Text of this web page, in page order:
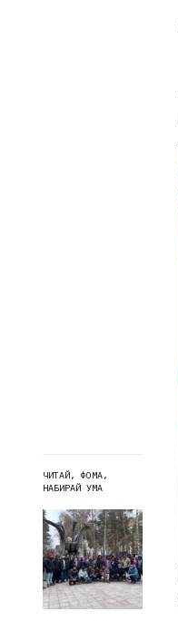
ЧИТАЙ, ФОМА,
НАБИРАЙ УМА